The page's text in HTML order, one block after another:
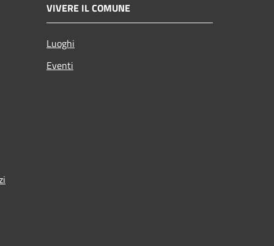
VIVERE IL COMUNE
Luoghi
Eventi